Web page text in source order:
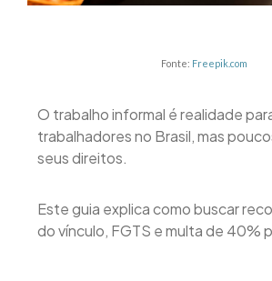
Fonte: Freepik.com
O trabalho informal é realidade
trabalhadores no Brasil, mas
seus direitos.
Este guia explica como buscar
do vínculo, FGTS e multa de 40%